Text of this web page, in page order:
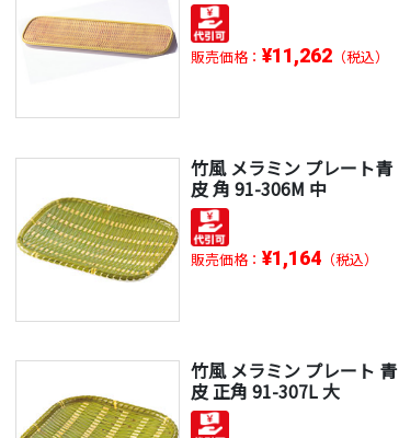
販売価格：¥11,262 （税込）
竹風 メラミン プレート青
皮 角 91-306M 中
販売価格：¥1,164 （税込）
竹風 メラミン プレート 青
皮 正角 91-307L 大